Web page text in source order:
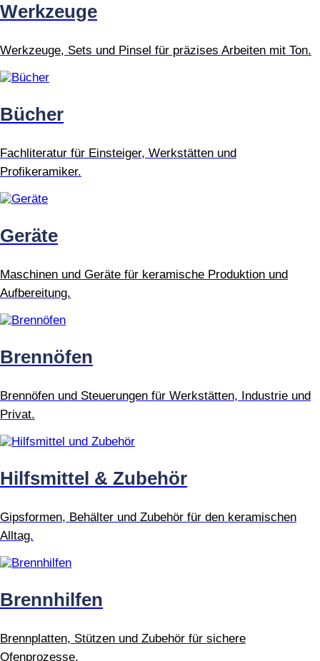
Werkzeuge
Werkzeuge, Sets und Pinsel für präzises Arbeiten mit Ton.
Bücher
Fachliteratur für Einsteiger, Werkstätten und
Profikeramiker.
Geräte
Maschinen und Geräte für keramische Produktion und
Aufbereitung.
Brennöfen
Brennöfen und Steuerungen für Werkstätten, Industrie und
Privat.
Hilfsmittel & Zubehör
Gipsformen, Behälter und Zubehör für den keramischen
Alltag.
Brennhilfen
Brennplatten, Stützen und Zubehör für sichere
Ofenprozesse.